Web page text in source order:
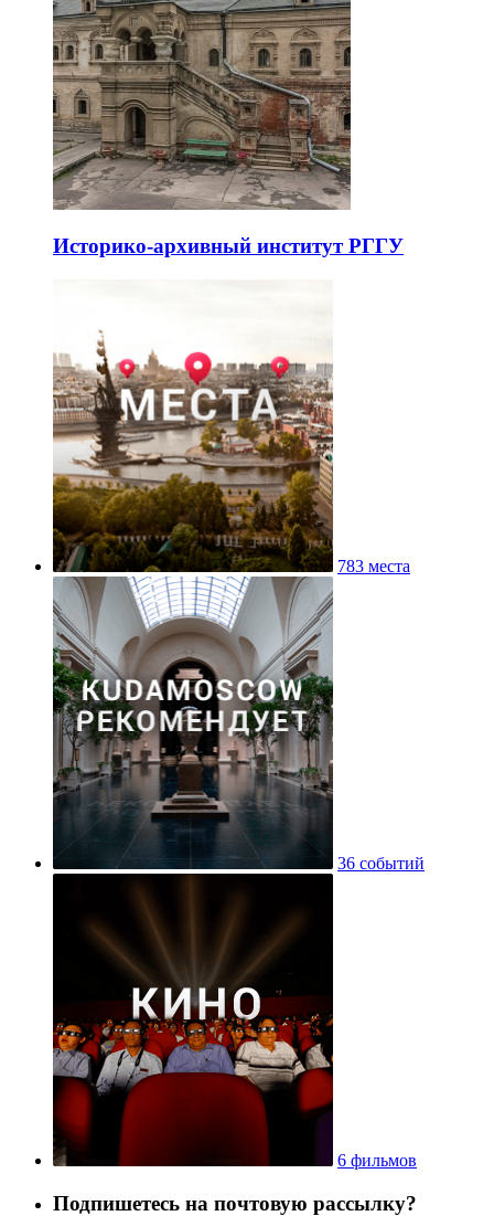
Историко-архивный институт РГГУ
783 места
36 событий
6 фильмов
Подпишетесь на почтовую рассылку?